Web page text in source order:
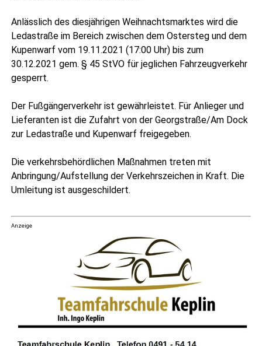
Anläss­lich des dies­jäh­ri­gen Weih­nachts­mark­tes wird die
Leda­stra­ße im Bereich zwi­schen dem Oster­steg und dem
Kupen­warf vom 19.11.2021 (17:00 Uhr) bis zum
30.12.2021 gem. § 45 StVO für jeg­li­chen Fahr­zeug­ver­kehr
gesperrt.
Der Fuß­gän­ger­ver­kehr ist gewähr­leis­tet. Für Anlie­ger und
Lie­fe­ran­ten ist die Zufahrt von der Georgstraße/Am Dock
zur Leda­stra­ße und Kupen­warf freigegeben.
Die ver­kehrs­be­hörd­li­chen Maß­nah­men tre­ten mit
Anbringung/Aufstellung der Ver­kehrs­zei­chen in Kraft. Die
Umlei­tung ist ausgeschildert.
Anzeige